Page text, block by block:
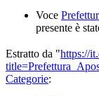
Voce
presente è
Estratto da "https://
Categorie: